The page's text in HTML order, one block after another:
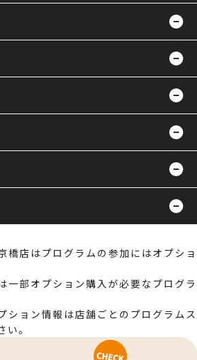
橋店はプログラムの参加にはオプショ
一部オプション購入が必要なプログラ
ション情報は店舗ごとのプログラムス
。